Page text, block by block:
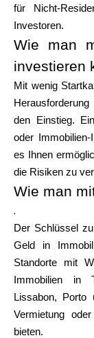
für Nicht-
Investoren.
Wie man
investieren
Mit wenig
den Einstieg.
oder
es Ihnen
die Risiken zu
Wie man
.
Der Schlüssel
Geld in
Standorte mit
Immobilien in
Lissabon,
Vermietung
bieten.